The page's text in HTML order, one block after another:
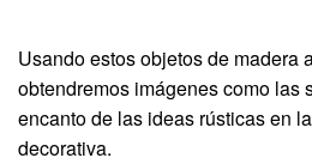
Usando estos objetos de madera
obtendremos imágenes como las
encanto de las ideas rústicas en
decorativa.